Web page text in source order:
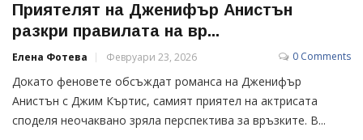
Приятелят на Дженифър Анистън
разкри правилата на вр...
Елена Фотева Февруари 23, 2026 0 Comments
Докато феновете обсъждат романса на Дженифър
Анистън с Джим Къртис, самият приятел на актрисата
споделя неочаквано зряла перспектива за връзките. В...